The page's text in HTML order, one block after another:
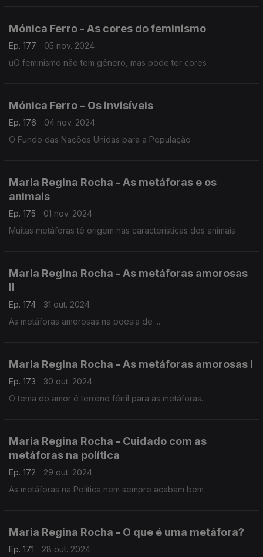
Mónica Ferro - As cores do feminismo
Ep. 177
05 nov. 2024
uO feminismo não tem género, mas pode ter cores
Mónica Ferro – Os invisíveis
Ep. 176
04 nov. 2024
O Fundo das Nações Unidas para a População
Maria Regina Rocha - As metáforas e os
animais
Ep. 175
01 nov. 2024
Muitas metáforas tê origem nas características dos animais
Maria Regina Rocha - As metáforas amorosas
II
Ep. 174
31 out. 2024
As metáforas amorosas na poesia de ...
Maria Regina Rocha - As metáforas amorosas I
Ep. 173
30 out. 2024
O tema do amor é terreno fértil para as metáforas.
Maria Regina Rocha - Cuidado com as
metáforas na política
Ep. 172
29 out. 2024
As metáforas na Política nem sempre acabam bem
Maria Regina Rocha - O que é uma metáfora?
Ep. 171 28 out. 2024